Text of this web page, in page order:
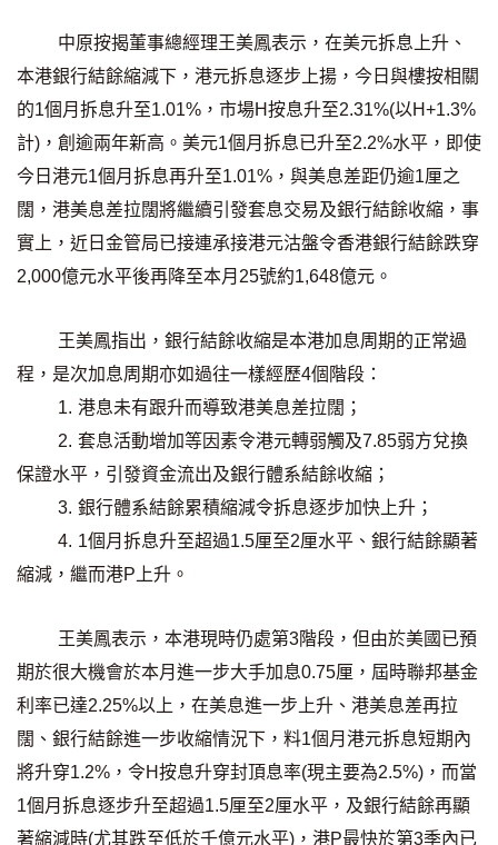
實時銀行資訊
裝修·保險優惠
免費裝修轉介服務
裝修設計專欄
火險、家居、寵物保險
聯絡我們
聯絡方法
網上申請按揭轉介
條款及細則
私隱政策
简
本網頁所提供資料僅作參考用途。
本網站採用無障礙網頁設計，如有任何問題，可查詢：
2889 2886 / cmb@mail.centanet.com
中原地產 | 網上搵樓 |
中原工商舖
© 2026 中原按揭經紀有限公司 Centaline Mortgage Broker Limited 版權所有
中原按揭董事總經理王美鳳表示，在美元拆息上升、
本港銀行結餘縮減下，港元拆息逐步上揚，今日與樓按相關
的1個月拆息升至1.01%，市場H按息升至2.31%(以H+1.3%
計)，創逾兩年新高。美元1個月拆息已升至2.2%水平，即使
今日港元1個月拆息再升至1.01%，與美息差距仍逾1厘之
闊，港美息差拉闊將繼續引發套息交易及銀行結餘收縮，事
實上，近日金管局已接連承接港元沽盤令香港銀行結餘跌穿
2,000億元水平後再降至本月25號約1,648億元。
王美鳳指出，銀行結餘收縮是本港加息周期的正常過
程，是次加息周期亦如過往一樣經歷4個階段：
1. 港息未有跟升而導致港美息差拉闊；
2. 套息活動增加等因素令港元轉弱觸及7.85弱方兌換
保證水平，引發資金流出及銀行體系結餘收縮；
3. 銀行體系結餘累積縮減令拆息逐步加快上升；
4. 1個月拆息升至超過1.5厘至2厘水平、銀行結餘顯著
縮減，繼而港P上升。
王美鳳表示，本港現時仍處第3階段，但由於美國已預
期於很大機會於本月進一步大手加息0.75厘，屆時聯邦基金
利率已達2.25%以上，在美息進一步上升、港美息差再拉
闊、銀行結餘進一步收縮情況下，料1個月港元拆息短期內
將升穿1.2%，令H按息升穿封頂息率(現主要為2.5%)，而當
1個月拆息逐步升至超過1.5厘至2厘水平，及銀行結餘再顯
著縮減時(尤其跌至低於千億元水平)，港P最快於第3季內已